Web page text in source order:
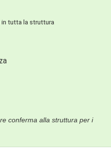
tutta la struttura
conferma alla struttura per i